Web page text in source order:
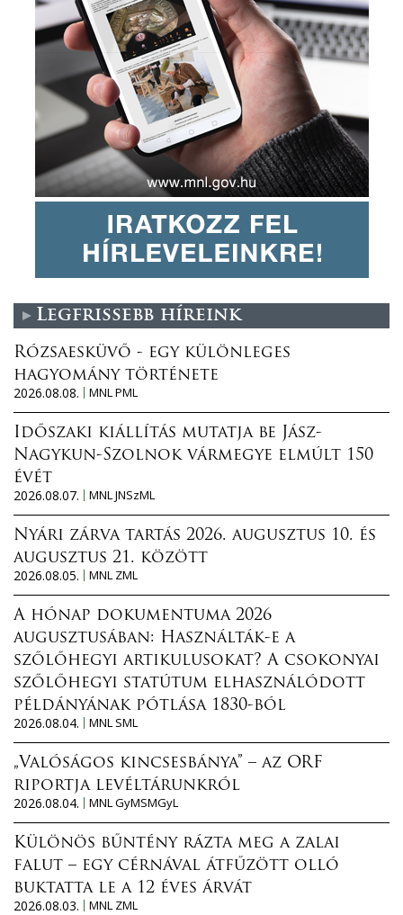
Legfrissebb híreink
Rózsaesküvő - egy különleges
hagyomány története
2026.08.08.
MNL PML
Időszaki kiállítás mutatja be Jász-
Nagykun-Szolnok vármegye elmúlt 150
évét
2026.08.07.
MNL JNSzML
Nyári zárva tartás 2026. augusztus 10. és
augusztus 21. között
2026.08.05.
MNL ZML
A hónap dokumentuma 2026
augusztusában: Használták-e a
szőlőhegyi artikulusokat? A csokonyai
szőlőhegyi statútum elhasználódott
példányának pótlása 1830-ból
2026.08.04.
MNL SML
„Valóságos kincsesbánya” – az ORF
riportja levéltárunkról
2026.08.04.
MNL GyMSMGyL
Különös bűntény rázta meg a zalai
falut – egy cérnával átfűzött olló
buktatta le a 12 éves árvát
2026.08.03.
MNL ZML